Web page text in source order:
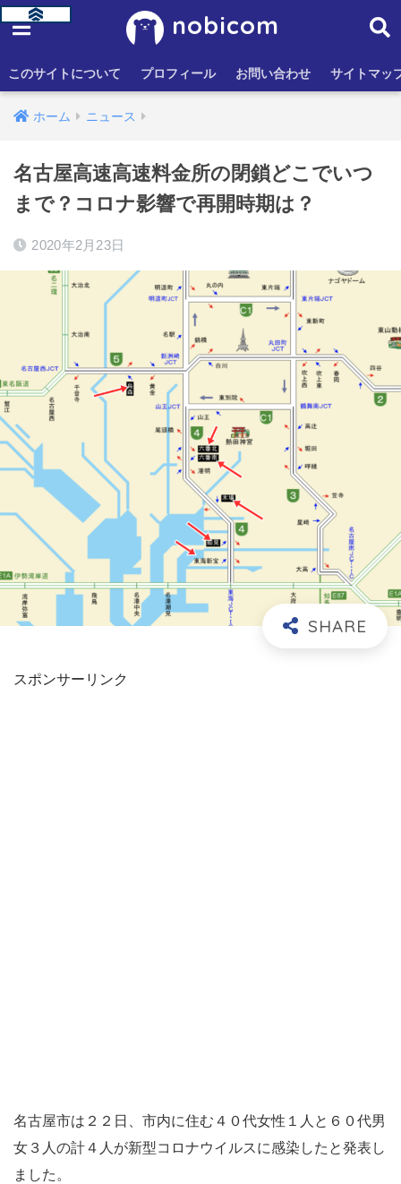
nobicom
このサイトについて プロフィール お問い合わせ サイトマッ
ホーム ニュース
名古屋高速高速料金所の閉鎖どこでいつ
まで？コロナ影響で再開時期は？
2020年2月23日
スポンサーリンク
名古屋市は２２日、市内に住む４０代女性１人と６０代男
女３人の計４人が新型コロナウイルスに感染したと発表し
ました。